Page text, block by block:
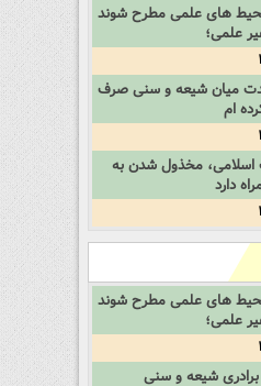
های علمی مطرح شوند
علمی؛
میان شیعه و سنی صرف
ام
اسلامی، مخذول شدن به
دارد
های علمی مطرح شوند
علمی؛
برادری شیعه و سنی